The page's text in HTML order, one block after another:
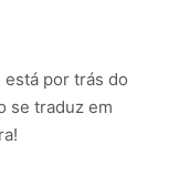
por trás do
se traduz em